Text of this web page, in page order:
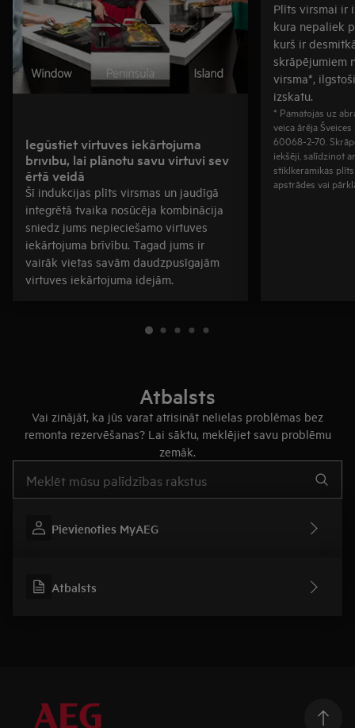
Iegūstiet virtuves iekārtojuma
brīvību, lai plānotu savu virtuvi sev
ērtā veidā
Šī indukcijas plīts virsmas un jaudīgā
integrētā tvaika nosūcēja kombinācija
sniedz jums nepieciešamo virtuves
iekārtojuma brīvību. Tagad jums ir
vairāk vietas savām daudzpusīgajām
virtuves iekārtojuma idejām.
Plīts virsmai ir
kura nepaliek
kurš ir
skrāpējumiem
virsma*,
izskatu.
* Pamatojas uz
veica ārēja
60068-2-70.
iekšēji, salīdzinot
stiklkeramikas
apstrādes vai
Atbalsts
Vai zinājāt, ka jūs varat atrisināt nelielas problēmas bez
remonta rezervēšanas? Lai sāktu, meklējiet savu problēmu
zemāk.
Pievienoties MyAEG
Atbalsts